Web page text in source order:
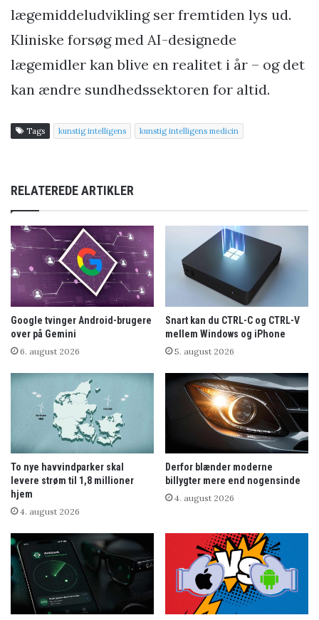
lægemiddeludvikling ser fremtiden lys ud.
Kliniske forsøg med AI-designede
lægemidler kan blive en realitet i år – og det
kan ændre sundhedssektoren for altid.
Tags kunstig intelligens kunstig intelligens medicin
RELATEREDE ARTIKLER
Google tvinger Android-brugere
over på Gemini
6. august 2026
Snart kan du CTRL-C og CTRL-V
mellem Windows og iPhone
5. august 2026
To nye havvindparker skal
levere strøm til 1,8 millioner
hjem
4. august 2026
Derfor blænder moderne
billygter mere end nogensinde
4. august 2026